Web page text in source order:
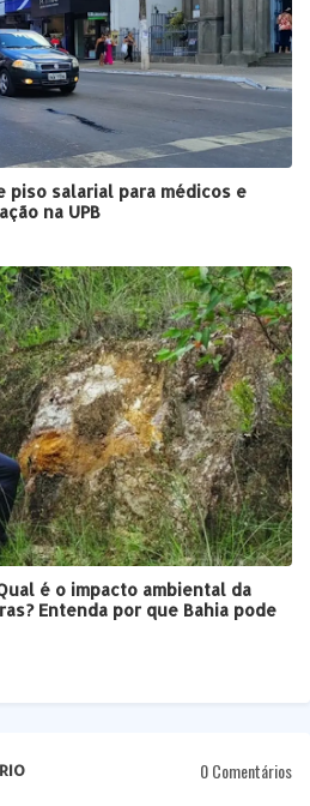
piso salarial para médicos e
na UPB
é o impacto ambiental da
Entenda por que Bahia pode
0 Comentários